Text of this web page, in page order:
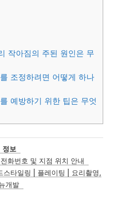
작아짐의 주된 원인은 무
조정하려면 어떻게 하나
예방하기 위한 팁은 무엇
카
테
정보
화번호 및 지점 위치 안내
스타일링 | 플레이팅 | 요리촬영,
개발